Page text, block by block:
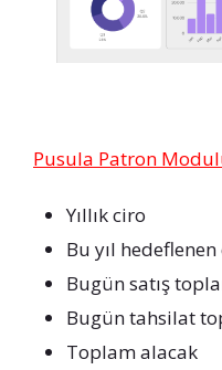
Pusula Patron
Yıllık ciro
Bu yıl
Bugün satış
Bugün tahsilat
Toplam alacak